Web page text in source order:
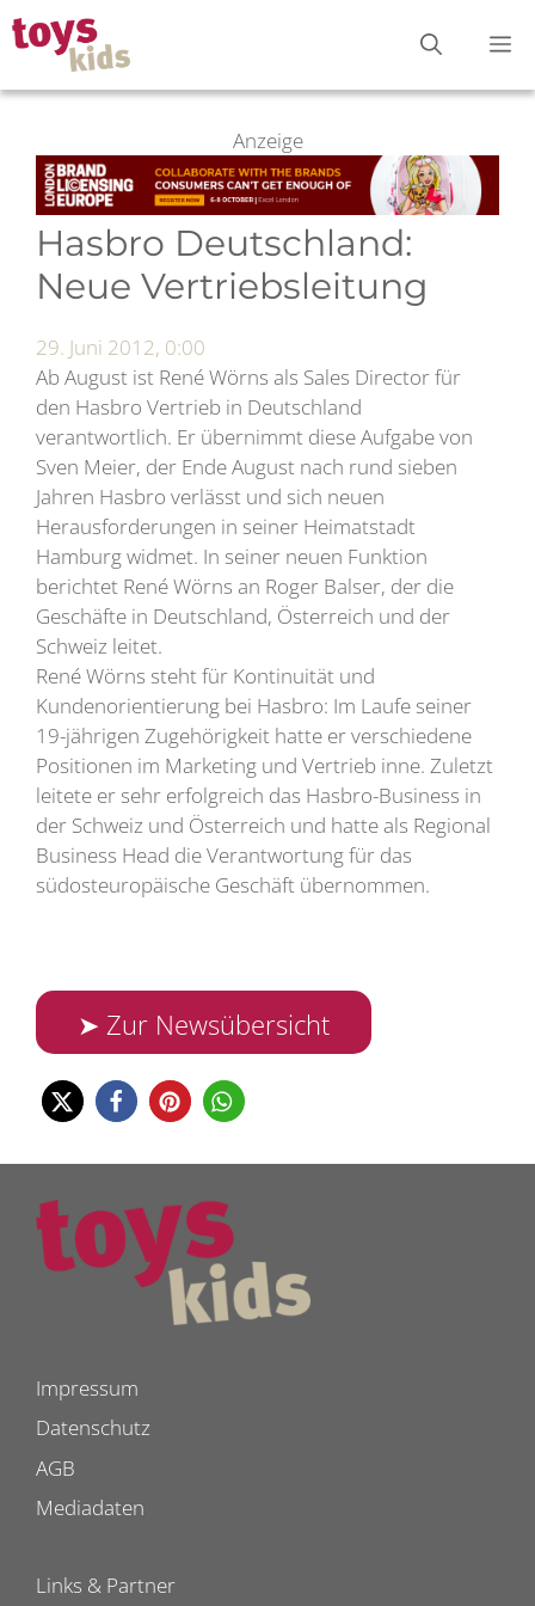
Zum
Inhalt
springen
Anzeige
Hasbro Deutschland:
Neue Vertriebsleitung
29. Juni 2012, 0:00
Ab August ist René Wörns als Sales Director für
den Hasbro Vertrieb in Deutschland
verantwortlich. Er übernimmt diese Aufgabe von
Sven Meier, der Ende August nach rund sieben
Jahren Hasbro verlässt und sich neuen
Herausforderungen in seiner Heimatstadt
Hamburg widmet. In seiner neuen Funktion
berichtet René Wörns an Roger Balser, der die
Geschäfte in Deutschland, Österreich und der
Schweiz leitet.
René Wörns steht für Kontinuität und
Kundenorientierung bei Hasbro: Im Laufe seiner
19-jährigen Zugehörigkeit hatte er verschiedene
Positionen im Marketing und Vertrieb inne. Zuletzt
leitete er sehr erfolgreich das Hasbro-Business in
der Schweiz und Österreich und hatte als Regional
Business Head die Verantwortung für das
südosteuropäische Geschäft übernommen.
➤ Zur Newsübersicht
Impressum
Datenschutz
AGB
Mediadaten
Links & Partner